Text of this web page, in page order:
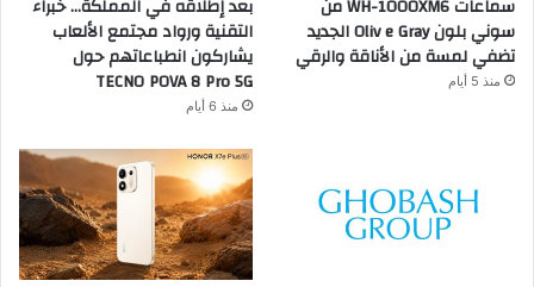
سماعات WH-1000XM6 من
سوني بلون Oliv e Gray الجديد
تضفي لمسة من الأناقة والرقي
منذ 5 أيام
بعد إطلاقه في المملكة… خبراء
التقنية ورواد مجتمع الألعاب
يشاركون انطباعاتهم حول
TECNO POVA 8 Pro 5G
منذ 6 أيام